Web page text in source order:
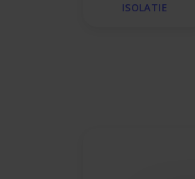
ISOLATIE